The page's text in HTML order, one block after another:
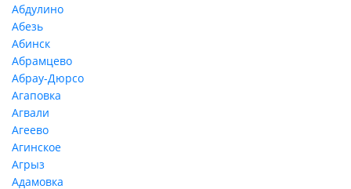
Абдулино
Абезь
Абинск
Абрамцево
Абрау-Дюрсо
Агаповка
Агвали
Агеево
Агинское
Агрыз
Адамовка